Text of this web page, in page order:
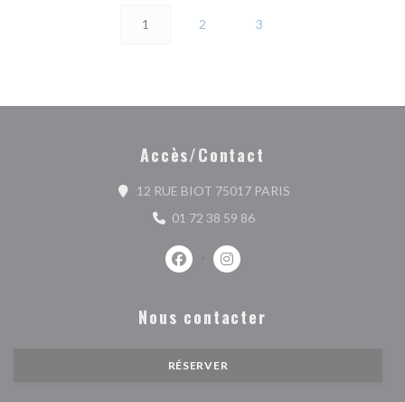
1 2 3
Accès/Contact
12 RUE BIOT 75017 PARIS((ouvre une
01 72 38 59 86
Facebook ((ouvre une nouvelle
Instagram ((ouvre une
Nous contacter
RÉSERVER